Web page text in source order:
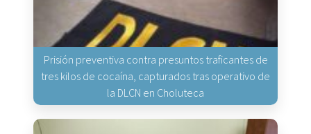
Prisión preventiva contra presuntos traficantes de
tres kilos de cocaína, capturados tras operativo de
la DLCN en Choluteca